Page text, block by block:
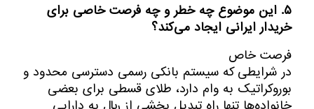
۵. این موضوع چه خطر و چه فرصت خاصی برای
خریدار ایرانی ایجاد می‌کند؟
فرصت خاص
در شرایطی که سیستم بانکی رسمی دسترسی محدود و
بوروکراتیک به وام دارد، طلای قسطی برای بعضی